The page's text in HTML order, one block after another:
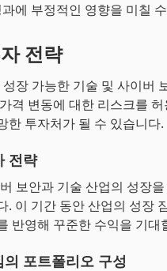
에 부정적인 영향을 미칠
전략
장 가능한 기술 및 사이버
격 변동에 대한 리스크를
한 투자처가 될 수 있습니다.
전략
보안과 기술 산업의 성장
. 이 기간 동안 산업의 성장
반영해 꾸준한 수익을 기대
포트폴리오 구성